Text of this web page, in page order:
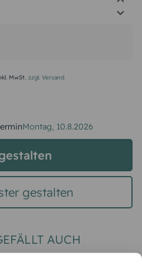
MwSt. zzgl. Versand
Montag, 10.8.2026
gestalten
AUCH